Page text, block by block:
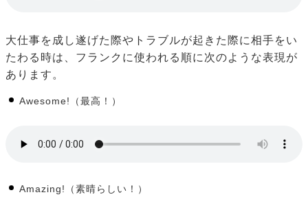
大仕事を成し遂げた際やトラブルが起きた際に相手をい
たわる時は、フランクに使われる順に次のような表現が
あります。
Awesome!（最高！）
Amazing!（素晴らしい！）